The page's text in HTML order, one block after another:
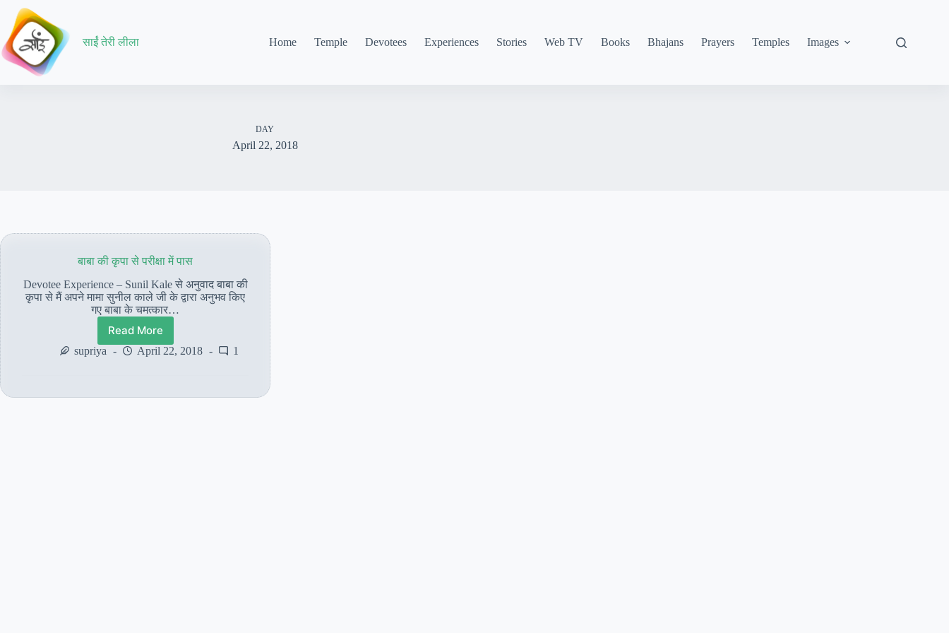
content
साईं तेरी लीला
Home Temple Devotees Experiences Stories Web TV Books Bhajans Prayers Temples Images
DAY
April 22, 2018
बाबा की कृपा से परीक्षा में पास
Devotee Experience – Sunil Kale से अनुवाद बाबा की
कृपा से मैं अपने मामा सुनील काले जी के द्वारा अनुभव किए
गए बाबा के चमत्कार…
Read More
बाबा
की
supriya April 22, 2018 1